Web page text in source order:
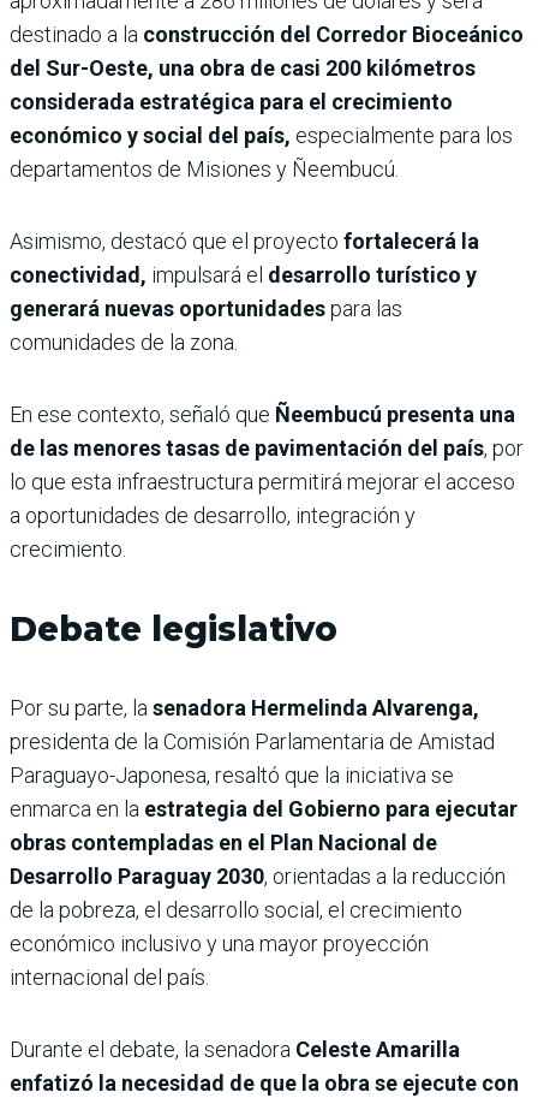
destinado a la construcción del Corredor Bioceánico
del Sur-Oeste, una obra de casi 200 kilómetros
considerada estratégica para el crecimiento
económico y social del país, especialmente para los
departamentos de Misiones y Ñeembucú.
Asimismo, destacó que el proyecto fortalecerá la
conectividad, impulsará el desarrollo turístico y
generará nuevas oportunidadespara las
comunidades de la zona.
En ese contexto, señaló que Ñeembucú presenta una
de las menores tasas de pavimentación del país, por
lo que esta infraestructura permitirá mejorar el acceso
a oportunidades de desarrollo, integración y
crecimiento.
Debate legislativo
Por su parte, la senadora Hermelinda Alvarenga,
presidenta de la Comisión Parlamentaria de Amistad
Paraguayo-Japonesa, resaltó que la iniciativa se
enmarca en la estrategia del Gobierno para ejecutar
obras contempladas en el Plan Nacional de
Desarrollo Paraguay 2030, orientadas a la reducción
de la pobreza, el desarrollo social, el crecimiento
económico inclusivo y una mayor proyección
internacional del país.
Durante el debate, la senadora Celeste Amarilla
enfatizó la necesidad de que la obra se ejecute con